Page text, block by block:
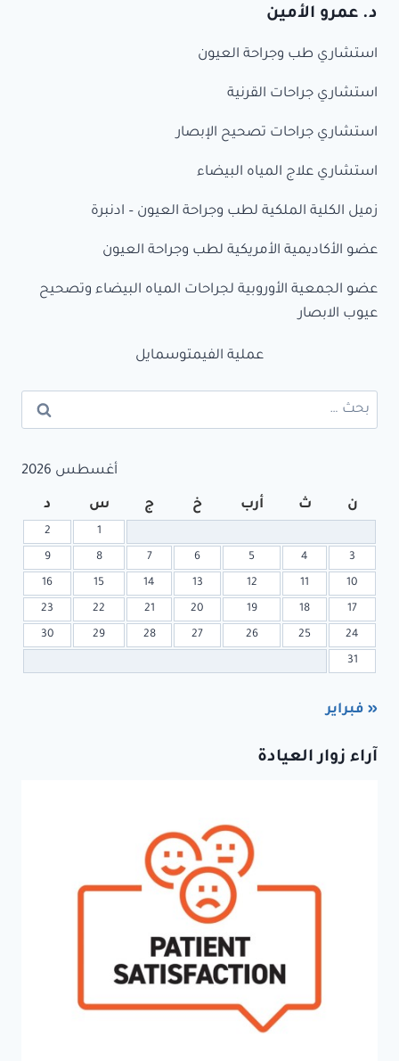
د. عمرو الأمين
استشاري طب وجراحة العيون
استشاري جراحات القرنية
استشاري جراحات تصحيح الإبصار
استشاري علاج المياه البيضاء
زميل الكلية الملكية لطب وجراحة العيون – ادنبرة
عضو الأكاديمية الأمريكية لطب وجراحة العيون
عضو الجمعية الأوروبية لجراحات المياه البيضاء وتصحيح
عيوب الابصار
عملية الفيمتوسمايل
أغسطس 2026
ن ث أرب خ ج س د
1
2
3
4
5
6
7
8
9
10
11
12
13
14
15
16
17
18
19
20
21
22
23
24
25
26
27
28
29
30
31
« فبراير
آراء زوار العيادة